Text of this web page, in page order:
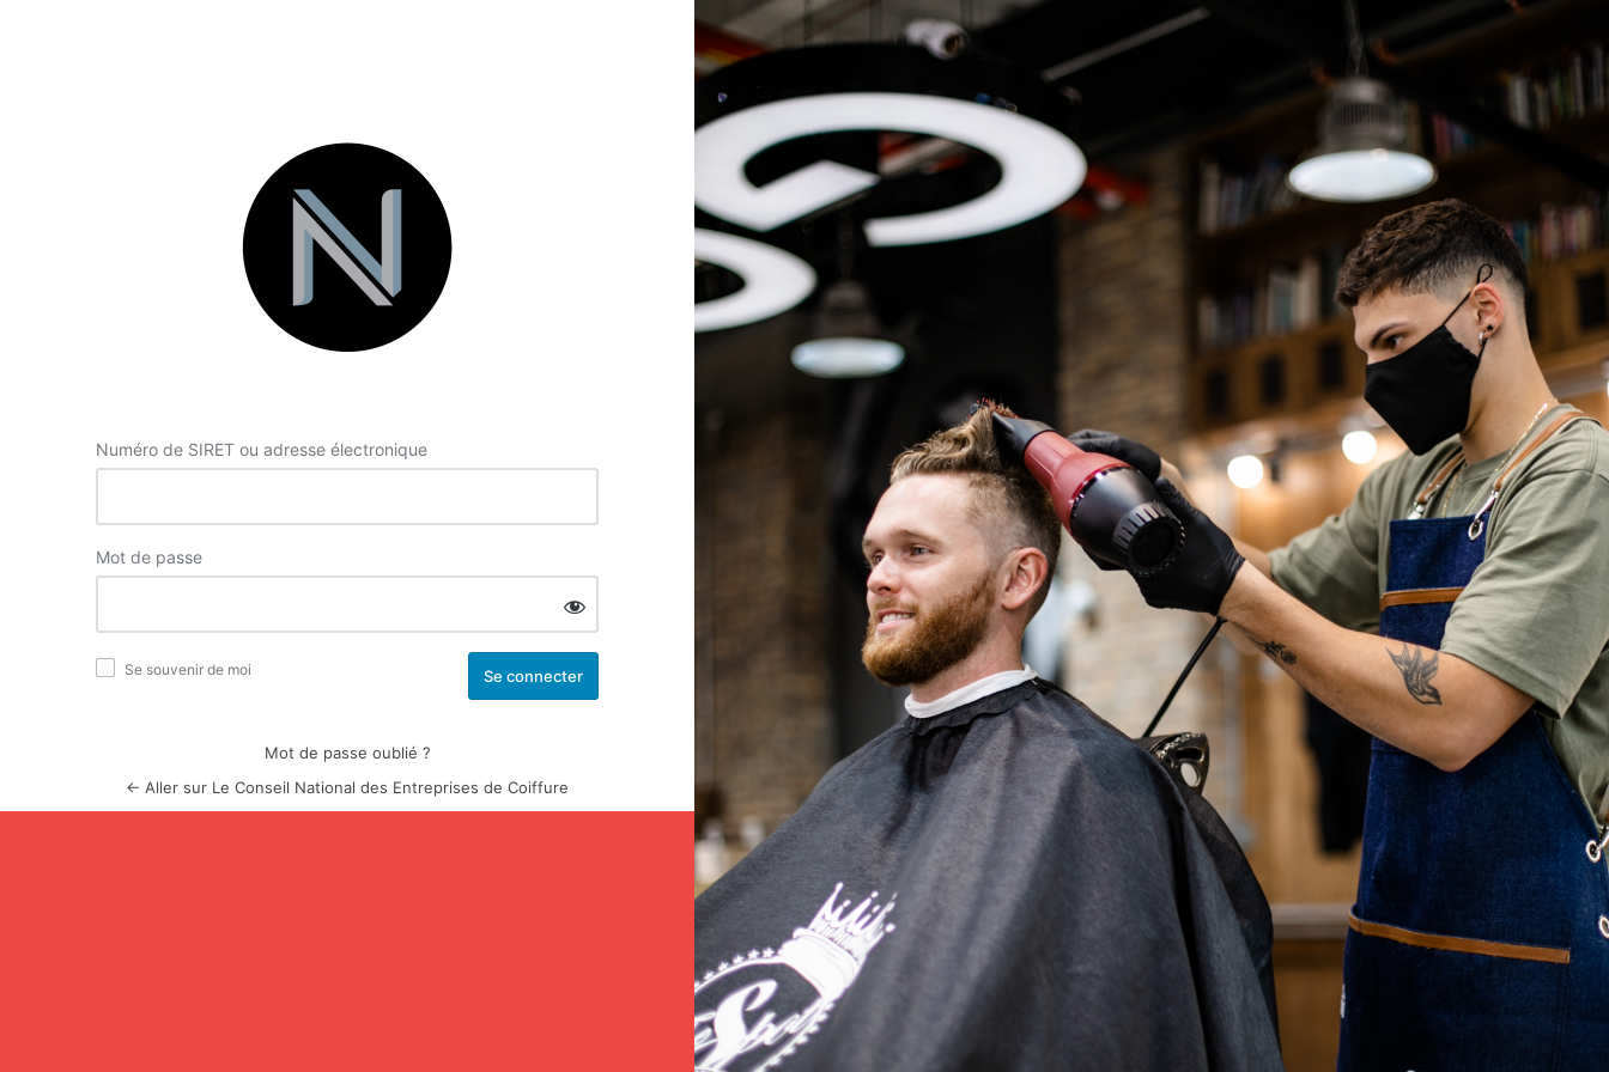
Numéro de SIRET ou adresse électronique
Mot de passe
Se souvenir de moi
Mot de passe oublié ?
← Aller sur Le Conseil National des Entreprises de Coiffure